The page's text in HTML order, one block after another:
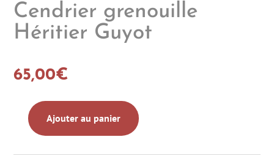
Cendrier grenouille
Héritier Guyot
65,00€
quantité
Cendrier
Ajouter au panier